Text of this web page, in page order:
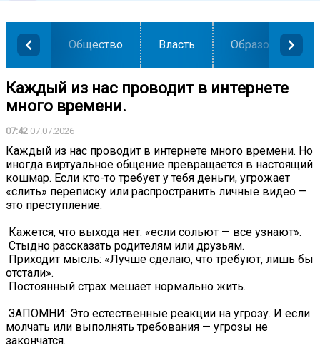
Общество Власть Образование
Каждый из нас проводит в интернете
много времени.
07:42 07.07.2026
Каждый из нас проводит в интернете много времени. Но
иногда виртуальное общение превращается в настоящий
кошмар. Если кто-то требует у тебя деньги, угрожает
«слить» переписку или распространить личные видео —
это преступление.
️ Кажется, что выхода нет: «если сольют — все узнают».
️ Стыдно рассказать родителям или друзьям.
️ Приходит мысль: «Лучше сделаю, что требуют, лишь бы
отстали».
️ Постоянный страх мешает нормально жить.
️ ЗАПОМНИ: Это естественные реакции на угрозу. И если
молчать или выполнять требования — угрозы не
закончатся.